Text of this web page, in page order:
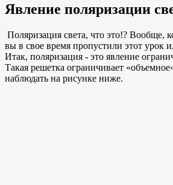
Явление поляризации
Поляризация света, что это!? Вообще,
вы в свое время пропустили этот урок
Итак, поляризация - это явление
Такая решетка ограничивает
наблюдать на рисунке ниже.